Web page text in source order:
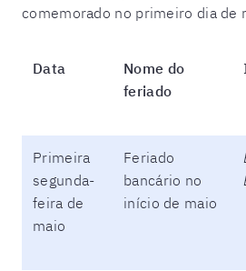
comemorado no primeiro dia de
Data
Nome do
feriado
Primeira
segunda-
feira de
maio
Feriado
bancário no
início de maio